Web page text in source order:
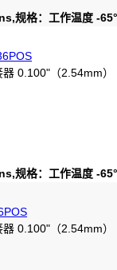
规格：工作温度 -
0.100"（2.54mm）
规格：工作温度 -
0.100"（2.54mm）